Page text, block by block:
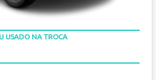
TAXA ZERO